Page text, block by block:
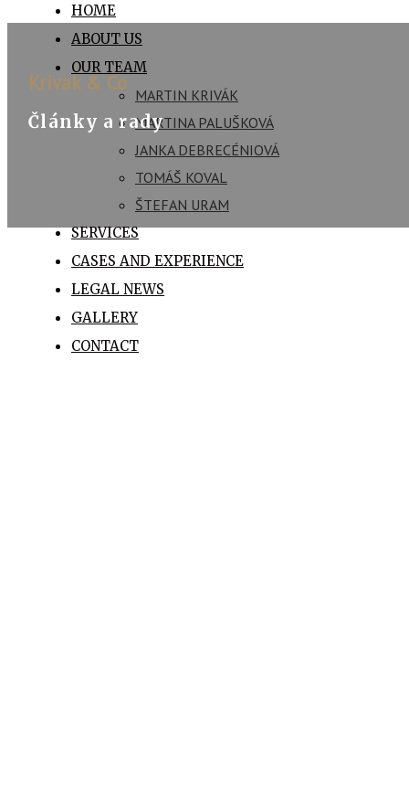
HOME
ABOUT US
OUR TEAM
MARTIN KRIVÁK
MARTINA PALUŠKOVÁ
JANKA DEBRECÉNIOVÁ
TOMÁŠ KOVAL
ŠTEFAN URAM
SERVICES
CASES AND EXPERIENCE
LEGAL NEWS
GALLERY
CONTACT
Krivak & Co
Články a rady